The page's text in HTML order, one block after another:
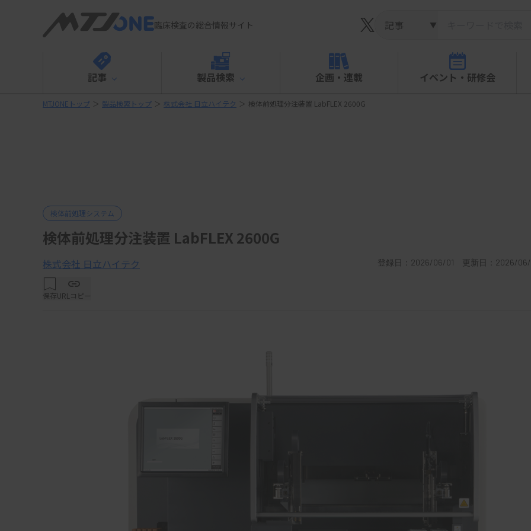
臨床検査の総合情報サイト ▼
記事 製品検索 企画・連載 イベント・研修会
MTJONEトップ ＞ 製品検索トップ ＞ 株式会社 日立ハイテク ＞ 検体前処理分注装置 LabFLEX 2600G
検体前処理システム
検体前処理分注装置 LabFLEX 2600G
株式会社 日立ハイテク 登録日：2026/06/01 更新日：2026/
保存URLコピー